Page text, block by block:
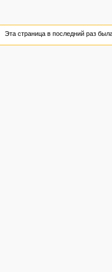
Эта страница в последний раз